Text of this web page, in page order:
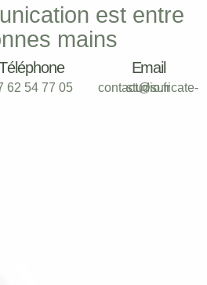
est entre
mains
62 54 77 05
Email
contact@suricate-studio.fr